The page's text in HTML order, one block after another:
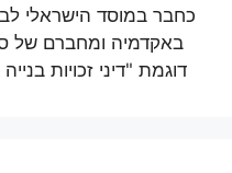
כחבר במוסד הישראלי
באקדמיה ומחברם של
דוגמת "דיני זכויות